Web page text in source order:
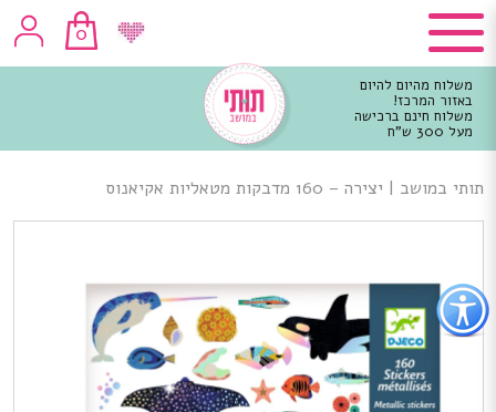
כפתור
לפתיחת
תפריט
נגישות
0
משלוח מהיום להיום
באזור המרכז!
משלוח חינם ברכישה
מעל 300 ש"ח
מרכזי
תותי במושב | יצירה – 160 מדבקות מטאליות אקיאנוס